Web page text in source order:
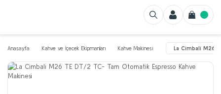
Anasayfa Kahve ve İçecek Ekipmanları Kahve Makinesi La Cimbali M26